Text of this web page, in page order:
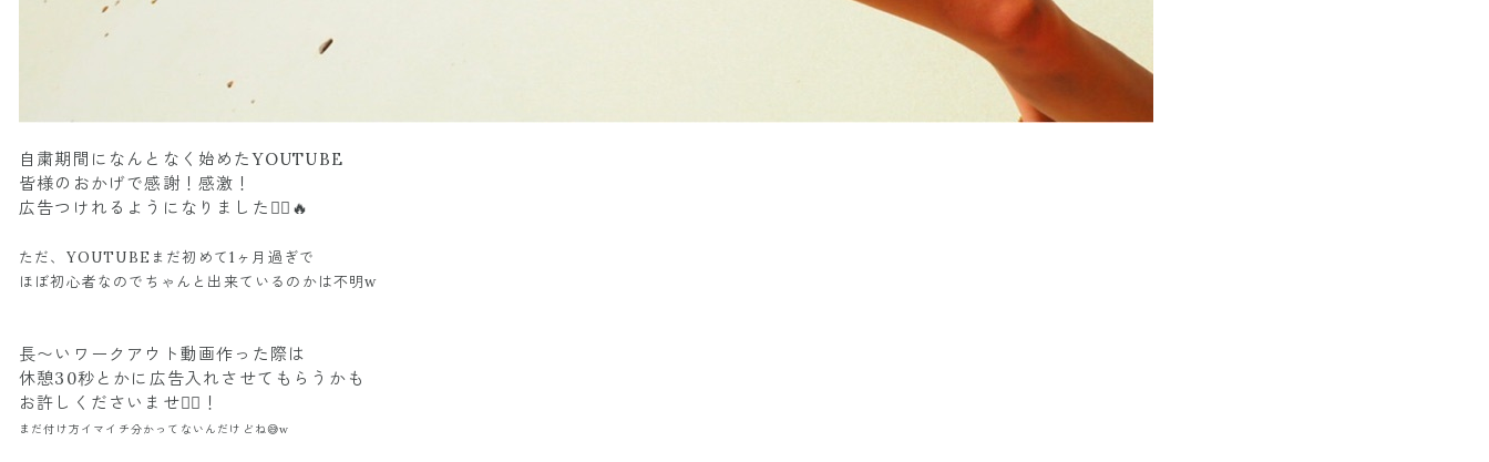
自粛期間になんとなく始めたYOUTUBE
皆様のおかげで感謝！感激！
広告つけれるようになりました🙇‍♀️🔥
ただ、YOUTUBEまだ初めて1ヶ月過ぎで
ほぼ初心者なのでちゃんと出来ているのかは不明w
長〜いワークアウト動画作った際は
休憩30秒とかに広告入れさせてもらうかも
お許しくださいませ🙇‍♀️！
まだ付け方イマイチ分かってないんだけどね😅w